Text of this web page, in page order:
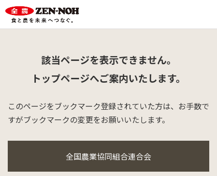
該当ページを表示できません。
トップページへご案内いたします。
このページをブックマーク登録されていた方は、 お手数で
すがブックマークの変更をお願いいたします。
全国農業協同組合連合会